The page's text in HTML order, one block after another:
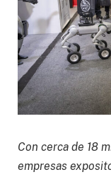
Con cerca de 18
empresas